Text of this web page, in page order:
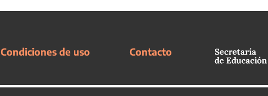
Condiciones de uso Contacto